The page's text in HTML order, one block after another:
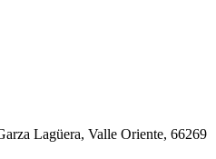
Lagüera, Valle Oriente, 66269